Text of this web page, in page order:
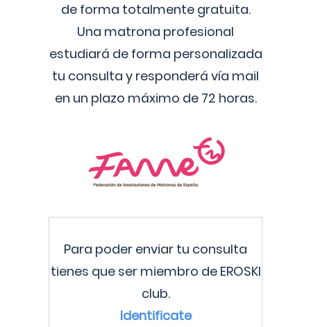
de forma totalmente gratuita.
Una matrona profesional
estudiará de forma personalizada
tu consulta y responderá vía mail
en un plazo máximo de 72 horas.
Para poder enviar tu consulta
tienes que ser miembro de EROSKI
club.
Identificate